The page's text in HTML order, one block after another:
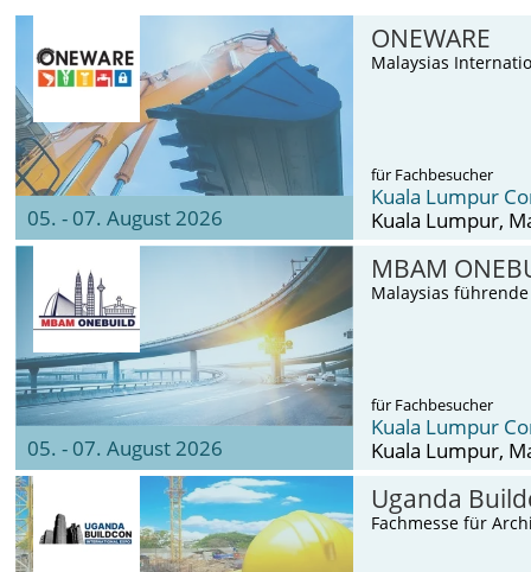
05. - 07. August 2026
ONEWARE
Malaysias
für Fachbesucher
Kuala Lumpur
Kuala Lumpur,
05. - 07. August 2026
MBAM
Malaysias
für Fachbesucher
Kuala Lumpur
Kuala Lumpur,
Uganda
Fachmesse für